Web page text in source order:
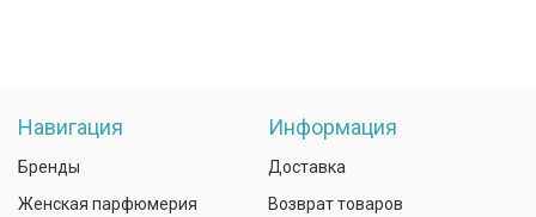
Навигация
Бренды
Женская парфюмерия
Информация
Доставка
Возврат товаров